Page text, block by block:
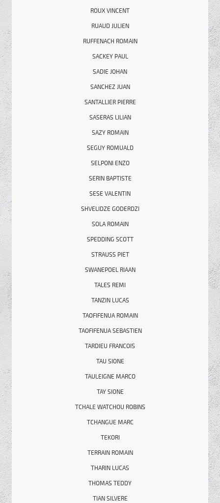
ROUX VINCENT
RUAUD JULIEN
RUFFENACH ROMAIN
SACKEY PAUL
SADIE JOHAN
SANCHEZ JUAN
SANTALLIER PIERRE
SASERAS LILIAN
SAZY ROMAIN
SEGUY ROMUALD
SELPONI ENZO
SERIN BAPTISTE
SESE VALENTIN
SHVELIDZE GODERDZI
SOLA ROMAIN
SPEDDING SCOTT
STRAUSS PIET
SWANEPOEL RIAAN
TALES REMI
TANZIN LUCAS
TAOFIFENUA ROMAIN
TAOFIFENUA SEBASTIEN
TARDIEU FRANCOIS
TAU SIONE
TAULEIGNE MARCO
TAY SIONE
TCHALE WATCHOU ROBINS
TCHANGUE MARC
TEKORI
TERRAIN ROMAIN
THARIN LUCAS
THOMAS TEDDY
TIAN SILVERE